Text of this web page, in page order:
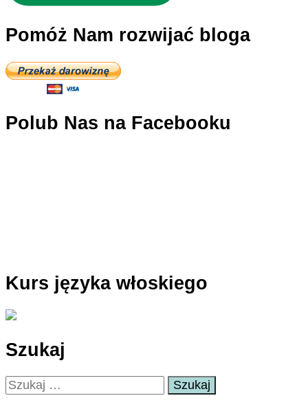
Pomóż Nam rozwijać bloga
Polub Nas na Facebooku
Kurs języka włoskiego
Szukaj
Szukaj: